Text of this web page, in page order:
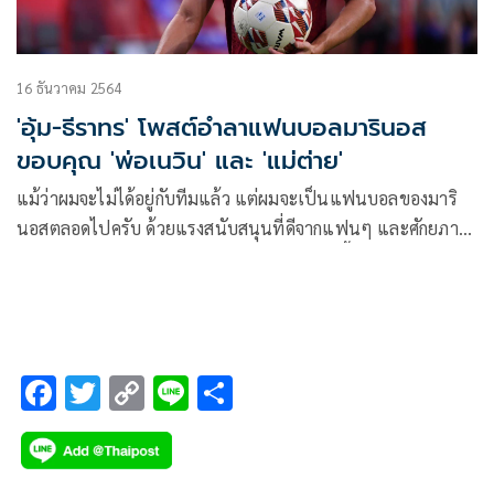
16 ธันวาคม 2564
'อุ้ม-ธีราทร' โพสต์อำลาแฟนบอลมารินอส
ขอบคุณ 'พ่อเนวิน' และ 'แม่ต่าย'
แม้ว่าผมจะไม่ได้อยู่กับทีมแล้ว แต่ผมจะเป็นแฟนบอลของมาริ
นอสตลอดไปครับ ด้วยแรงสนับสนุนที่ดีจากแฟนๆ และศักยภาพ
F
ac
e
T
wi
tt
C
o
p
Li